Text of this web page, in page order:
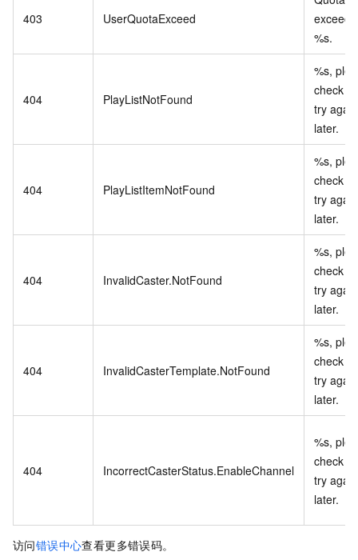
403 UserQuotaExceed
%s.
404 PlayListNotFound
%s,
check
try again
later.
404 PlayListItemNotFound
%s,
check
try again
later.
404 InvalidCaster.NotFound
%s,
check
try again
later.
404 InvalidCasterTemplate.NotFound
%s,
check
try again
later.
404 IncorrectCasterStatus.EnableChannel
%s,
check
try again
later.
访问错误中心查看更多错误码。